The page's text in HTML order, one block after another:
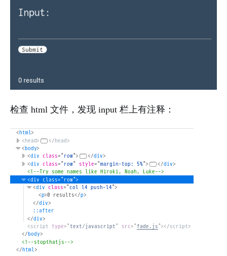
检查 html 文件，发现 input 栏上有注释：